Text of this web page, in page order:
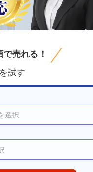
売れる！
試す